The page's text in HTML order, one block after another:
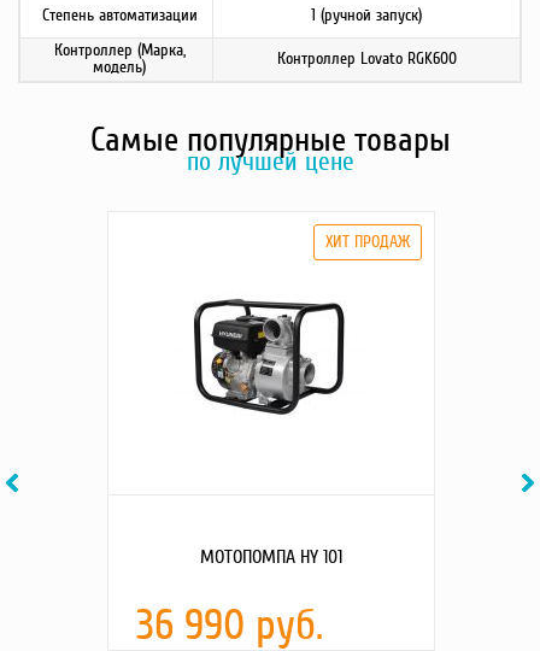
Степень автоматизации
1 (ручной запуск)
Контроллер (Марка,
модель)
Контроллер Lovato RGK600
Самые популярные товары
по лучшей цене
Previous
МОТОПОМПА HY 101
36 990 руб.